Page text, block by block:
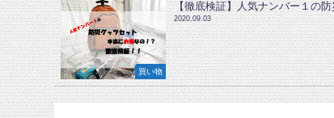
買い物
【徹底検証】人気ナンバー１の
2020.09.03